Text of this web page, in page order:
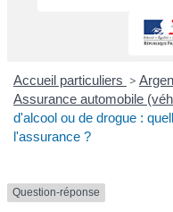
Accueil particuliers >
Assurance automobile
d'alcool ou de drogue :
l'assurance ?
Question-réponse